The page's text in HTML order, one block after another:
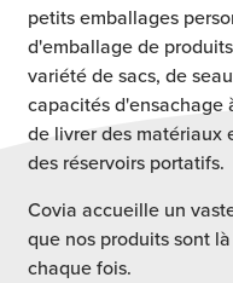
petits emballages
d'emballage de
variété de sacs, de
capacités d'ensachage
de livrer des matériaux
des réservoirs portatifs.
Covia accueille un
que nos produits sont
chaque fois.